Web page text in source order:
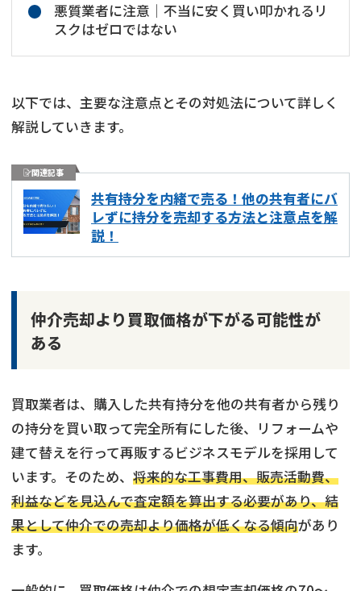
悪質業者に注意│不当に安く買い叩かれるリ
スクはゼロではない
以下では、主要な注意点とその対処法について詳しく
解説していきます。
関連記事
共有持分を内緒で売る！他の共有者にバ
レずに持分を売却する方法と注意点を解
説！
仲介売却より買取価格が下がる可能性が
ある
買取業者は、購入した共有持分を他の共有者から残り
の持分を買い取って完全所有にした後、リフォームや
建て替えを行って再販するビジネスモデルを採用して
います。そのため、 将来的な工事費用、販売活動費、
利益などを見込んで査定額を算出する必要があり、結
果として仲介での売却より価格が低くなる傾向があり
ます。